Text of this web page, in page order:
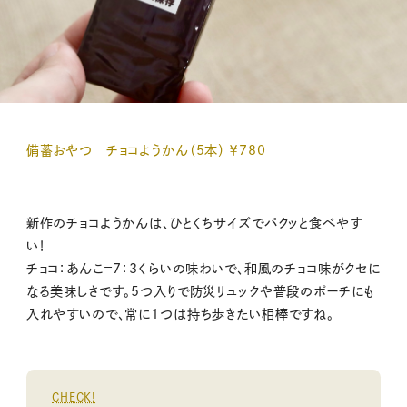
備蓄おやつ チョコようかん（5本） ￥780
新作のチョコようかんは、ひとくちサイズでパクッと食べやす
い！
チョコ：あんこ＝7：3くらいの味わいで、和風のチョコ味がクセに
なる美味しさです。5つ入りで防災リュックや普段のポーチにも
入れやすいので、常に1つは持ち歩きたい相棒ですね。
CHECK!